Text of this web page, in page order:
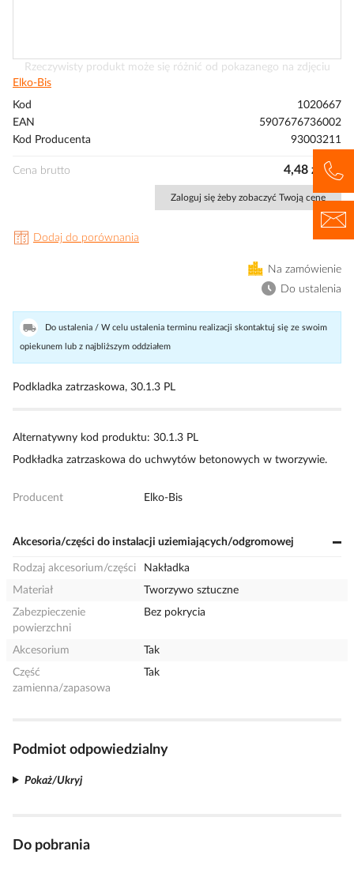
Przejdź
na
początek
Rzeczywisty produkt może się różnić od pokazanego na zdjęciu
Elko-Bis
Kod
1020667
EAN
5907676736002
Kod Producenta
93003211
Cena brutto 4,48 zł/szt
Zaloguj się żeby zobaczyć Twoją cenę
Dodaj do porównania
Na zamówienie
Do ustalenia
Do ustalenia / W celu ustalenia terminu realizacji skontaktuj się ze swoim
opiekunem lub z najbliższym oddziałem
Podkladka zatrzaskowa, 30.1.3 PL
Alternatywny kod produktu: 30.1.3 PL
Podkładka zatrzaskowa do uchwytów betonowych w tworzywie.
Producent Elko-Bis
Akcesoria/części do instalacji uziemiających/odgromowej
Rodzaj akcesorium/części
Nakładka
Materiał
Tworzywo sztuczne
Zabezpieczenie
powierzchni
Bez pokrycia
Akcesorium
Tak
Część
zamienna/zapasowa
Tak
Podmiot odpowiedzialny
Pokaż/Ukryj
Do pobrania